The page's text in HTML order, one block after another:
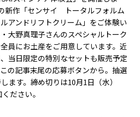
新作「センサイ トータルフォルム
アンドリフトクリーム」をご体験い
大野真理子さんのスペシャルトーク
員にお土産をご用意しています。近
当日限定の特別なセットも販売予定
の記事末尾の応募ボタンから。抽選
ます。締め切りは10月1日（水）
ださい。